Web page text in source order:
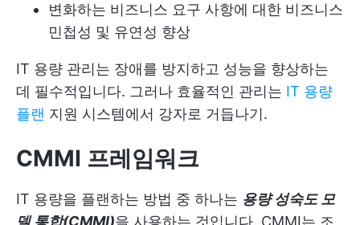
변화하는 비즈니스 요구 사항에 대한 비즈니스
민첩성 및 유연성 향상
IT 용량 관리는 장애를 방지하고 성능을 향상하는
데 필수적입니다. 그러나 효율적인 관리는 IT 용량
플랜 지원 시스템에서 강자로 거듭나기.
CMMI 프레임워크
IT 용량을 플랜하는 방법 중 하나는 용량 성숙도 모
델 통합(CMMI)을 사용하는 것입니다. CMMI는 조